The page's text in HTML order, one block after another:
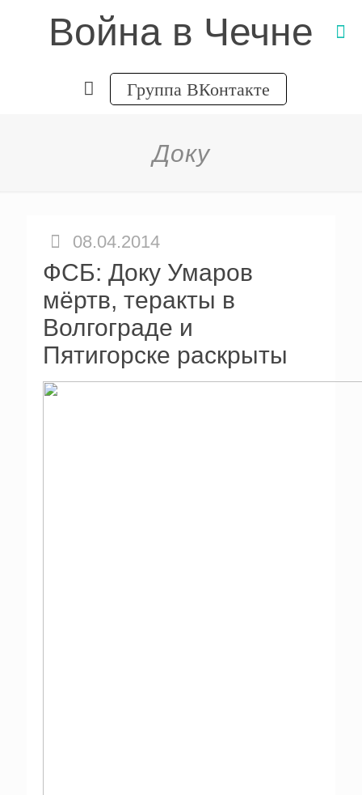
Война в Чечне
Группа ВКонтакте
Доку
08.04.2014
ФСБ: Доку Умаров
мёртв, теракты в
Волгограде и
Пятигорске раскрыты